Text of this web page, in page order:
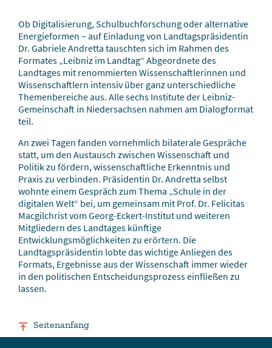
Ob Digitalisierung, Schulbuchforschung oder alternative
Energieformen – auf Einladung von Landtagspräsidentin
Dr. Gabriele Andretta tauschten sich im Rahmen des
Formates „Leibniz im Landtag“ Abgeordnete des
Landtages mit renommierten Wissenschaftlerinnen und
Wissenschaftlern intensiv über ganz unterschiedliche
Themenbereiche aus. Alle sechs Institute der Leibniz-
Gemeinschaft in Niedersachsen nahmen am Dialogformat
teil.
An zwei Tagen fanden vornehmlich bilaterale Gespräche
statt, um den Austausch zwischen Wissenschaft und
Politik zu fördern, wissenschaftliche Erkenntnis und
Praxis zu verbinden. Präsidentin Dr. Andretta selbst
wohnte einem Gespräch zum Thema „Schule in der
digitalen Welt“ bei, um gemeinsam mit Prof. Dr. Felicitas
Macgilchrist vom Georg-Eckert-Institut und weiteren
Mitgliedern des Landtages künftige
Entwicklungsmöglichkeiten zu erörtern. Die
Landtagspräsidentin lobte das wichtige Anliegen des
Formats, Ergebnisse aus der Wissenschaft immer wieder
in den politischen Entscheidungsprozess einfließen zu
lassen.
Seitenanfang